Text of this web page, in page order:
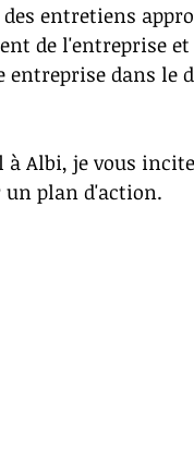
entretiens
de l'entreprise
dans le
Albi, je vous
un plan d'action.